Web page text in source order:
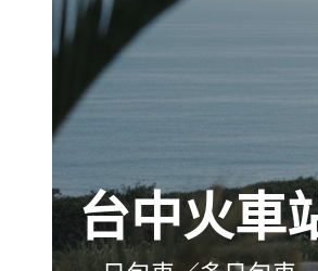
台中火車